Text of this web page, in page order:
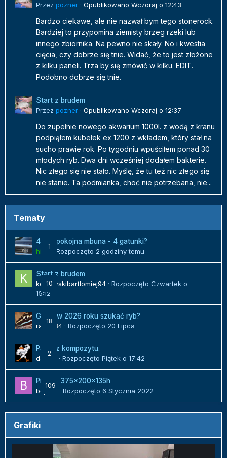
Przez pozner · Opublikowano Wczoraj o 12:43
Bardzo ciekawe, ale nie nazwał bym tego stonerock.
Bardziej to przypomina ziemisty brzeg rzeki lub
innego zbiornika. Na pewno nie skały. No i kwestia
cięcia, czy dobrze się tnie. Widać, że to jest złożone
z kilku paneli. Trza by się zmówić w kilku. EDIT.
Podobno dobrze się tnie.
Start z brudem
Przez pozner · Opublikowano Wczoraj o 12:37
Do zupełnie nowego akwarium 1000l. z wodą z kranu
podpiąłem kubełek ex 1200 z wkładem, który stał na
sucho prawie rok. Po tygodniu wpuściłem ponad 30
młodych ryb. Dwa dni wcześniej dodałem bakterie.
Nic złego się nie stało. Myślę, że tu też nic złego się
nie stanie. Ta podmianka, choć nie potrzebana, nie...
Tematy
1
450l spokojna mbuna - 4 gatunki?
hilux · Rozpoczęto 2 godziny temu
10
Start z brudem
kozlowskibartlomiej94 · Rozpoczęto Czwartek o
15:12
18
Gdzie w 2026 roku szukać ryb?
radek84 · Rozpoczęto 20 Lipca
2
Panel z kompozytu.
danielj
· Rozpoczęto Piątek o 17:42
109
Projekt 375x200x135h
bojack
· Rozpoczęto 6 Stycznia 2022
Grafiki